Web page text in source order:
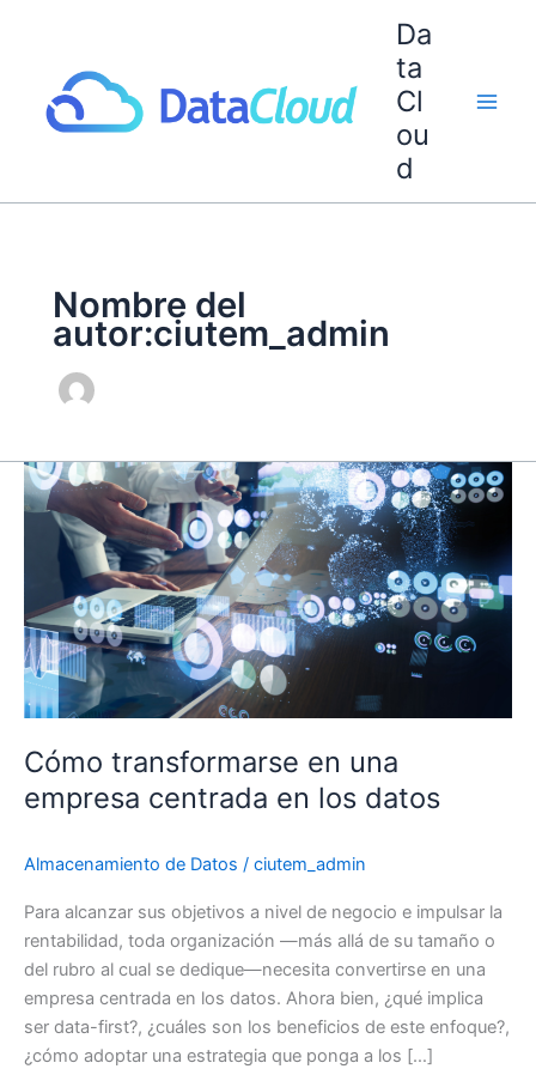
contenido
Da
ta
Cl
ou
d
Nombre del
autor:ciutem_admin
Cómo transformarse en una
empresa centrada en los datos
Almacenamiento de Datos / ciutem_admin
Para alcanzar sus objetivos a nivel de negocio e impulsar la
rentabilidad, toda organización —más allá de su tamaño o
del rubro al cual se dedique—necesita convertirse en una
empresa centrada en los datos. Ahora bien, ¿qué implica
ser data-first?, ¿cuáles son los beneficios de este enfoque?,
¿cómo adoptar una estrategia que ponga a los […]